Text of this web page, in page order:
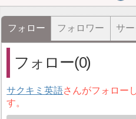
フォロー フォロワー サ
フォロー(0)
サクキミ英語さんがフォロー
す。